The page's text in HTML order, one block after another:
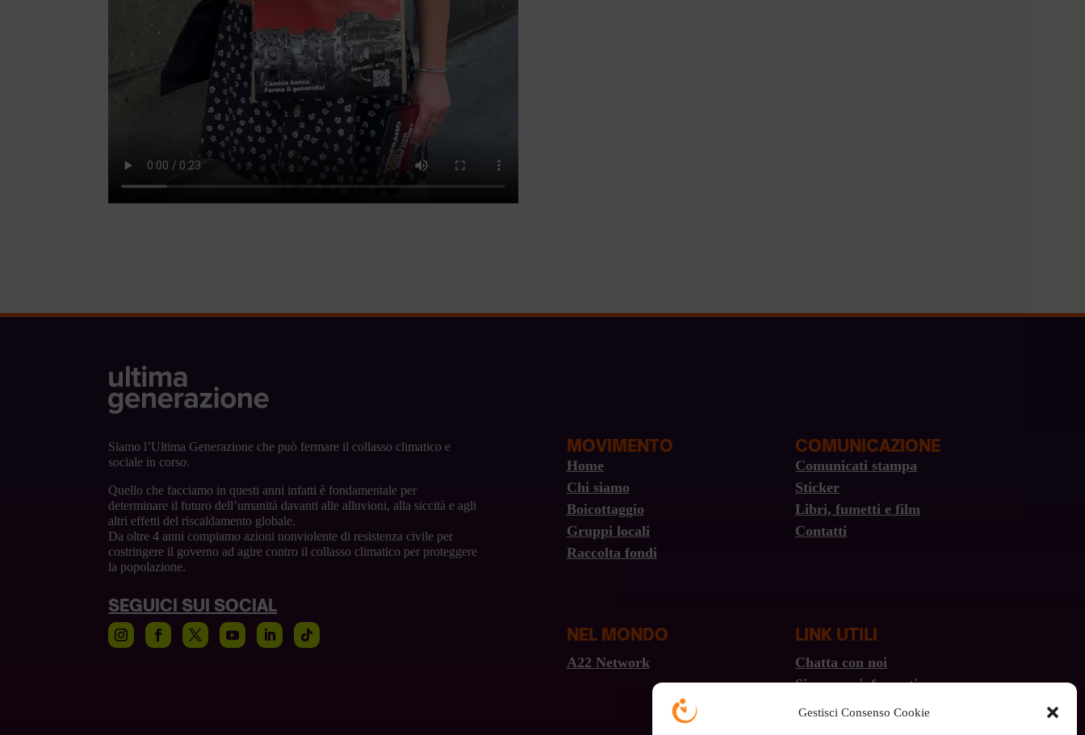
Gestisci Consenso Cookie
Siamo l’Ultima Generazione che può fermare il collasso climatico e
sociale in corso.
Quello che facciamo in questi anni infatti è fondamentale per
determinare il futuro dell’umanità davanti alle alluvioni, alla siccità e agli
altri effetti del riscaldamento globale.
Da oltre 4 anni compiamo azioni nonviolente di resistenza civile per
costringere il governo ad agire contro il collasso climatico per proteggere
la popolazione.
SEGUICI SUI SOCIAL
MOVIMENTO
Home
Chi siamo
Boicottaggio
Gruppi locali
Raccolta fondi
COMUNICAZIONE
Comunicati stampa
Sticker
Libri, fumetti e film
Contatti
NEL MONDO
A22 Network
LINK UTILI
Chatta con noi
Sicurezza informatica
Wiki